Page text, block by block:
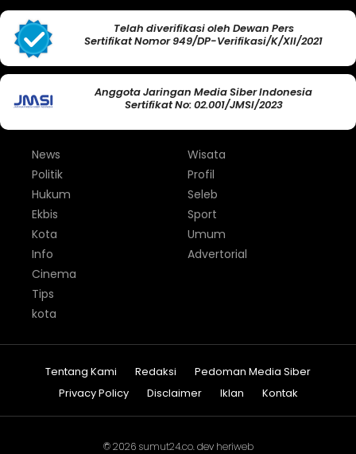
Telah diverifikasi oleh Dewan Pers
Sertifikat Nomor 949/DP-Verifikasi/K/XII/2021
Anggota Jaringan Media Siber Indonesia
Sertifikat No: 02.001/JMSI/2023
News
Politik
Hukum
Ekbis
Kota
Info
Wisata
Profil
Seleb
Sport
Umum
Advertorial
Cinema
Tips
kota
Tentang Kami Redaksi
Pedoman Media Siber
Privacy Policy
Disclaimer Iklan Kontak
© 2026 sumut24.co. dev heriweb